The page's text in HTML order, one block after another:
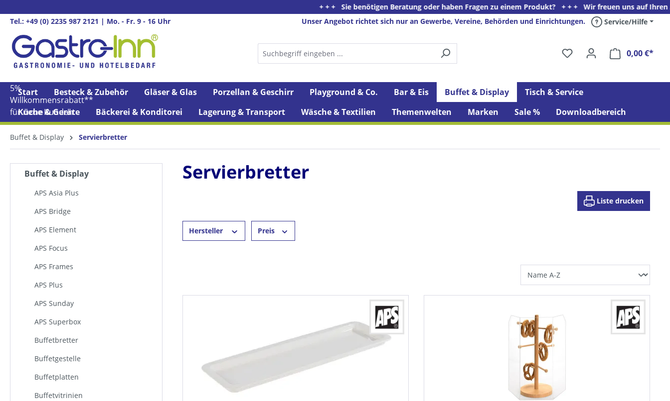
Zur Hauptnavigation springen
+ + + Sie benötigen Beratung oder haben Fragen zu einem Produkt? + + + Wir freuen uns auf Ihren Anruf unter
Tel.: +49 (0) 2235 987 2121 | Mo. - Fr. 9 - 16 Uhr
Unser Angebot richtet sich nur an Gewerbe, Vereine, Behörden und Einrichtungen. Service/Hilfe
0,00 €*
5%
Willkommens­rabatt**
für neue Kunden
Start Besteck & Zubehör Gläser & Glas Porzellan & Geschirr Playground & Co. Bar & Eis Buffet & Display
Tisch & Service
Küche & Geräte
Bäckerei & Konditorei Lagerung & Transport Wäsche & Textilien Themenwelten Marken Sale % Downloadbereich
Buffet & Display Servierbretter
Buffet & Display
APS Asia Plus
APS Bridge
APS Element
APS Focus
APS Frames
APS Plus
APS Sunday
APS Superbox
Buffetbretter
Buffetgestelle
Buffetplatten
Buffetvitrinien
Servierbretter
Liste drucken
Hersteller Preis